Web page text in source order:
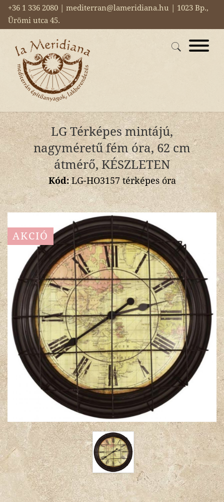
+36 1 336 2080 | mediterran@lameridiana.hu | 1023 Bp.,
Ürömi utca 45.
LG Térképes mintájú,
nagyméretű fém óra, 62 cm
átmérő, KÉSZLETEN
Kód:LG-HO3157 térképes óra
AKCIÓ